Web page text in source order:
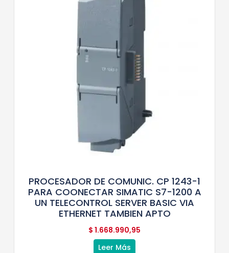
PROCESADOR DE COMUNIC. CP 1243-1
PARA COONECTAR SIMATIC S7-1200 A
UN TELECONTROL SERVER BASIC VIA
ETHERNET TAMBIEN APTO
$ 1.668.990,95
Leer Más